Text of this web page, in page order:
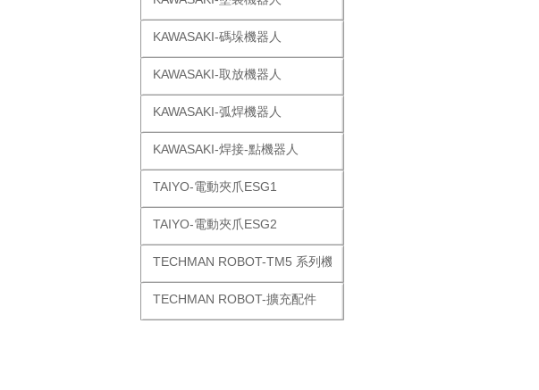
KAWASAKI-碼垛機器人
KAWASAKI-取放機器人
KAWASAKI-弧焊機器人
KAWASAKI-焊接-點機器人
TAIYO-電動夾爪ESG1
TAIYO-電動夾爪ESG2
TECHMAN ROBOT-TM5 系列機器人
TECHMAN ROBOT-擴充配件